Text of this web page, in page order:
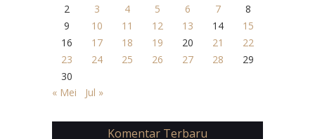
2
3 4 5 6 7
8
9
10 11 12 13 14
15
16
17 18 19 20 21
22
23
24 25 26 27 28
29
30
« Mei
Jul »
Komentar Terbaru